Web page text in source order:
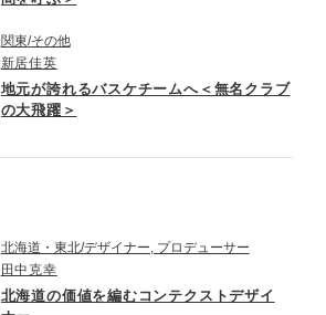
関東 その他
新居佳英
地元が誇れるバスケチームへ＜無名クラブ
の大飛躍＞
北海道・東北 デザイナー, プロデューサー
田中克幸
北海道の価値を編むコンテクストデザイ